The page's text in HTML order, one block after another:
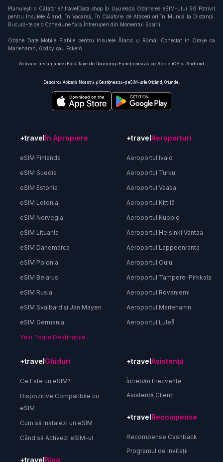
Plănuiești o Călătorie? travelData.shop Îți Ușurează Obținerea eSIM-ului 5G Potrivit
pentru Insulele Åland, în Vacanță, în Călătorie de Afaceri ori în Muncă la Distanță.
Bucură-te de o Conexiune fără Întreruperi din Momentul Sosirii.
Obține Date Mobile Fiabile pentru Insulele Åland și Rămâi Conectat în Orașe ca
Mariehamn, Godby sau Eckerö.
Activare Instantanee•Fără Taxe de Roaming•Funcționează pe Apple iOS și Android
Descarcă Aplicația Noastră și Gestionează-ți eSIM-urile Oricând, Oriunde.
+travelÎn Apropiere
eSIM Finlanda
eSIM Suedia
eSIM Estonia
eSIM Letonia
eSIM Norvegia
eSIM Lituania
eSIM Danemarca
eSIM Polonia
eSIM Belarus
eSIM Rusia
eSIM Svalbard și Jan Mayen
eSIM Germania
Vezi Toate Destinațiile
+travelAeroporturi
Aeroportul Ivalo
Aeroportul Turku
Aeroportul Vaasa
Aeroportul Kittilä
Aeroportul Kuopio
Aeroportul Helsinki Vantaa
Aeroportul Lappeenranta
Aeroportul Oulu
Aeroportul Tampere-Pirkkala
Aeroportul Rovaniemi
Aeroportul Mariehamn
Aeroportul Luleå
+travelGhiduri
Ce Este un eSIM?
Dispozitive Compatibile cu
eSIM
Cum să Instalezi un eSIM
Când să Activezi eSIM-ul
+travelBlog
+travelAsistență
Întrebări Frecvente
Asistență Clienți
+travelRecompense
Recompense Cashback
Programul de Invitații